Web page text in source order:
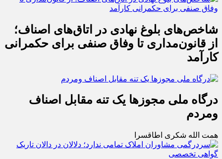
شاخص‌های بلوغ نهادی در اتاق‌های اصناف؛
از قانون‌مداری تا وفاق صنفی برای حکمرانی
کارآمد
درگاه ملی مجوزها یک تنه مقابل اصناف
ومردم
همت الله شکری اطاقسرا